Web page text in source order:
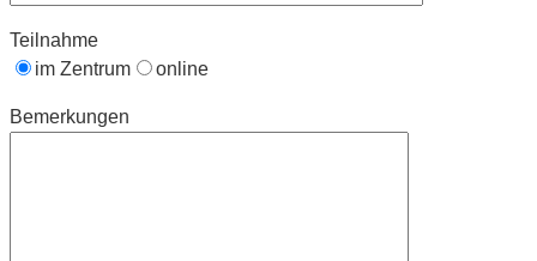
Teilnahme
im Zentrum
online
Bemerkungen